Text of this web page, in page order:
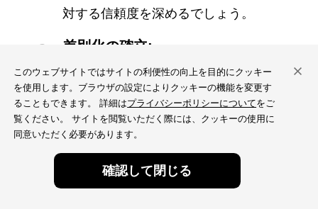
対する信頼度を深めるでしょう。
差別化の確立:
AIは既存の情報を学習してコンテンツを
生成するため、一次情報を生み出すこと
はできません。貴社独自の一次情報は、
競合他社との明確な差別化要因
検索エンジンからの評価やE-A-T（専門
性、権威性、信頼性）の向上にも繋がり
このウェブサイトではサイトの利便性の向上を目的にクッキー
を使用します。ブラウザの設定によりクッキーの機能を変更す
ることもできます。 詳細はプライバシーポリシーについてをご
覧ください。 サイトを閲覧いただく際には、クッキーの使用に
同意いただく必要があります。
確認して閉じる